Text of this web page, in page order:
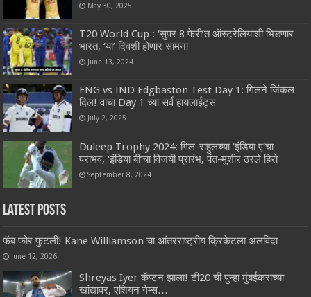
May 30, 2025
T20 World Cup : ‘सुपर 8 फेरी’त ऑस्ट्रेलियाशी भिडणार
भारत, ‘या’ दिवशी होणार सामना
June 13, 2024
ENG vs IND Edgbaston Test Day 1: गिलने जिंकल
दिल! वाचा Day 1 च्या सर्व हायलाईट्स
July 2, 2025
Duleep Trophy 2024: गिल-राहुलच्या ‘इंडिया ए’चा
पराभव, ‘इंडिया बी’चा विजयी प्रारंभ, पंत-मुशीर ठरले हिरो
September 8, 2024
Latest Posts
फॅब फोर फुटली! Kane Williamson चा आंतरराष्ट्रीय क्रिकेटला अलविदा
June 12, 2026
Shreyas Iyer कॅप्टन झाला! टी20 ची पुन्हा मुंबईकराच्या
खांद्यावर, एशियन गेम्स…